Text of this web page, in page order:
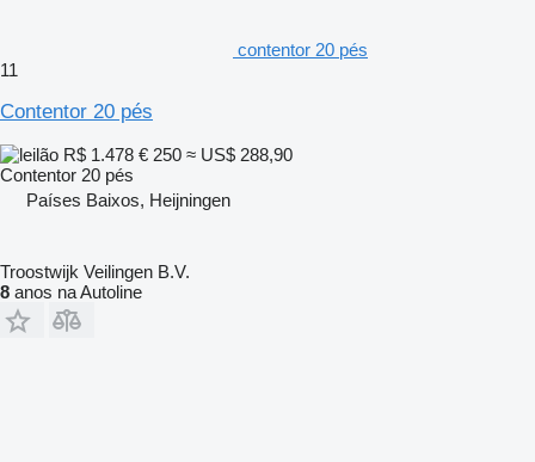
contentor 20 pés
11
Contentor 20 pés
R$ 1.478 € 250 ≈ US$ 288,90
Contentor 20 pés
Países Baixos, Heijningen
Troostwijk Veilingen B.V.
8 anos na Autoline